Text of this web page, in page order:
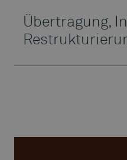
Übertragung,